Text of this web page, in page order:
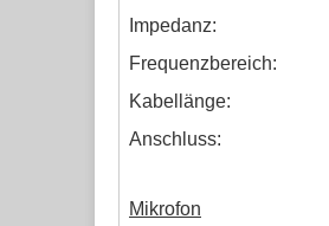
Impedanz:
Frequenzbereich:
Kabellänge:
Anschluss:
Mikrofon